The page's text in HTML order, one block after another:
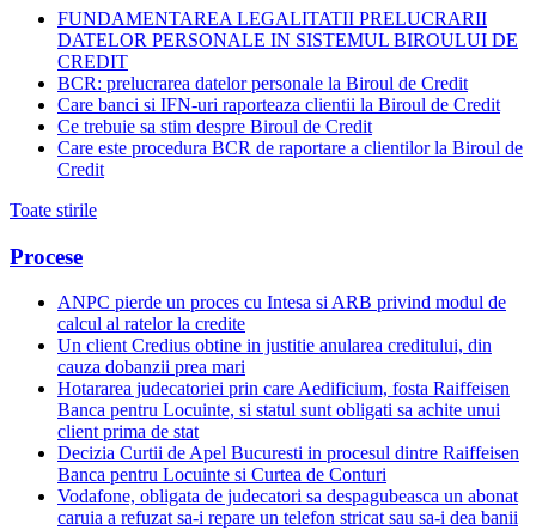
FUNDAMENTAREA LEGALITATII PRELUCRARII
DATELOR PERSONALE IN SISTEMUL BIROULUI DE
CREDIT
BCR: prelucrarea datelor personale la Biroul de Credit
Care banci si IFN-uri raporteaza clientii la Biroul de Credit
Ce trebuie sa stim despre Biroul de Credit
Care este procedura BCR de raportare a clientilor la Biroul de
Credit
Toate stirile
Procese
ANPC pierde un proces cu Intesa si ARB privind modul de
calcul al ratelor la credite
Un client Credius obtine in justitie anularea creditului, din
cauza dobanzii prea mari
Hotararea judecatoriei prin care Aedificium, fosta Raiffeisen
Banca pentru Locuinte, si statul sunt obligati sa achite unui
client prima de stat
Decizia Curtii de Apel Bucuresti in procesul dintre Raiffeisen
Banca pentru Locuinte si Curtea de Conturi
Vodafone, obligata de judecatori sa despagubeasca un abonat
caruia a refuzat sa-i repare un telefon stricat sau sa-i dea banii